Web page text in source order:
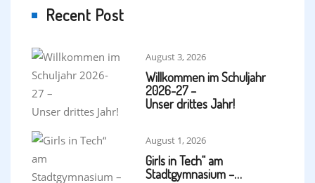
Recent Post
August 3, 2026
Willkommen im Schuljahr
2026-27 –
Unser drittes Jahr!
August 1, 2026
Girls in Tech“ am
Stadtgymnasium –…